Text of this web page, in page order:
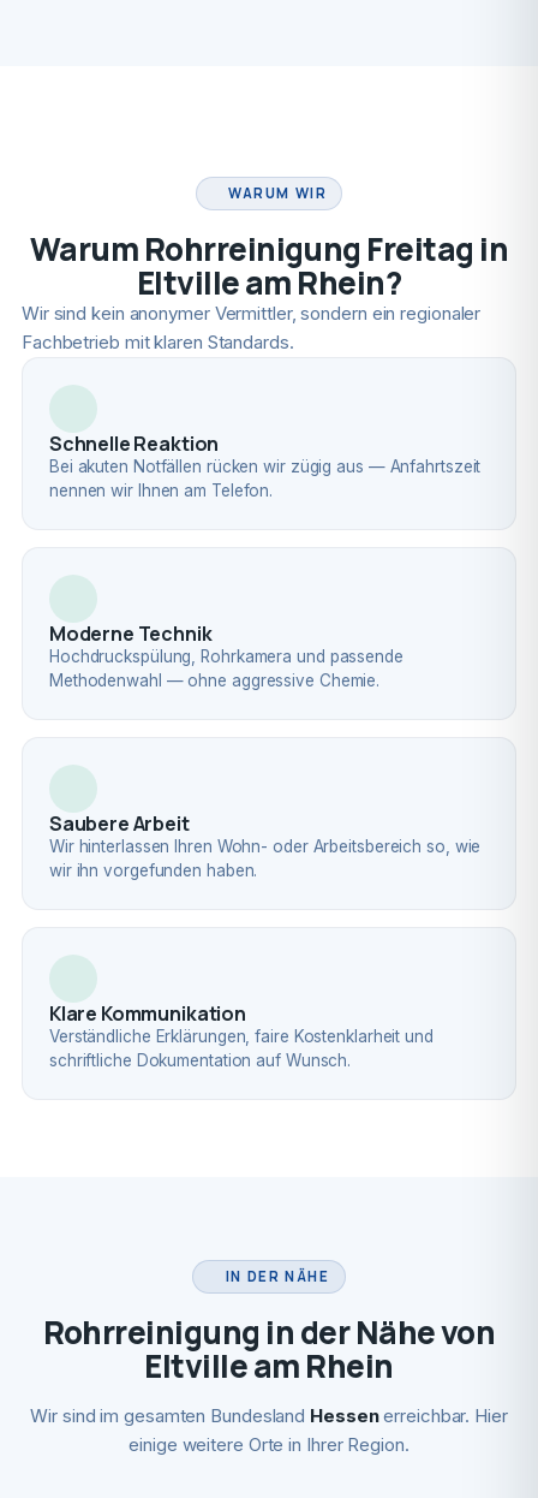
WARUM WIR
Warum Rohrreinigung Freitag in
Eltville am Rhein?
Wir sind kein anonymer Vermittler, sondern ein regionaler
Fachbetrieb mit klaren Standards.
Schnelle Reaktion
Bei akuten Notfällen rücken wir zügig aus — Anfahrtszeit
nennen wir Ihnen am Telefon.
Moderne Technik
Hochdruckspülung, Rohrkamera und passende
Methodenwahl — ohne aggressive Chemie.
Saubere Arbeit
Wir hinterlassen Ihren Wohn- oder Arbeitsbereich so, wie
wir ihn vorgefunden haben.
Klare Kommunikation
Verständliche Erklärungen, faire Kostenklarheit und
schriftliche Dokumentation auf Wunsch.
IN DER NÄHE
Rohrreinigung in der Nähe von
Eltville am Rhein
Wir sind im gesamten Bundesland Hessenerreichbar. Hier
einige weitere Orte in Ihrer Region.